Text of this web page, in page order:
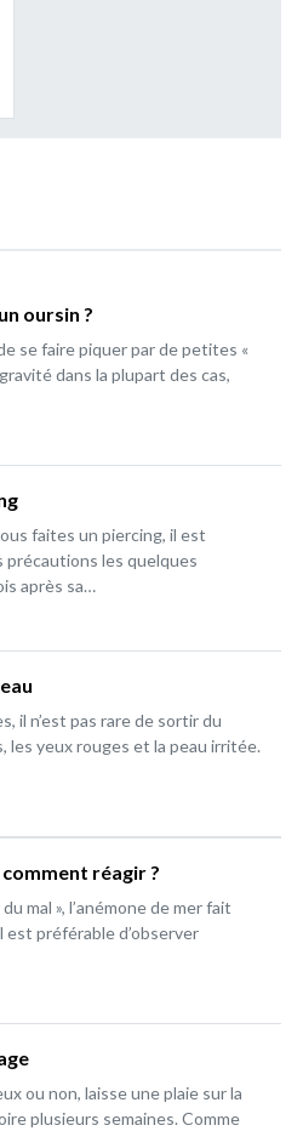
oursin ?
se faire piquer par de petites «
dans la plupart des cas,
faites un piercing, il est
les quelques
après sa…
il n’est pas rare de sortir du
les yeux rouges et la peau irritée.
comment réagir ?
mal », l’anémone de mer fait
est préférable d’observer
ou non, laisse une plaie sur la
plusieurs semaines. Comme